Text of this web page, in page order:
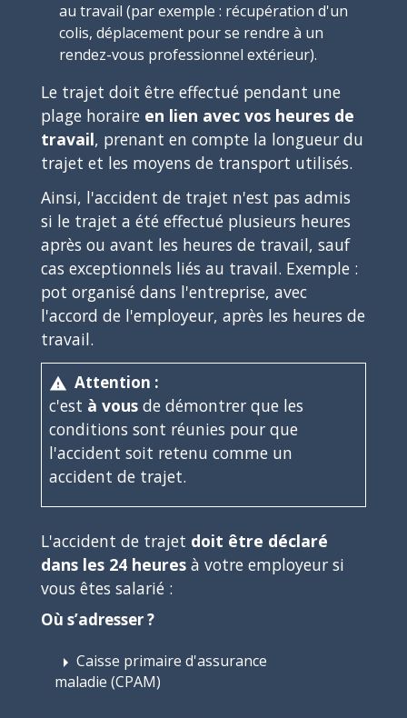
au travail (par exemple : récupération d'un
colis, déplacement pour se rendre à un
rendez-vous professionnel extérieur).
Le trajet doit être effectué pendant une
plage horaire en lien avec vos heures de
travail, prenant en compte la longueur du
trajet et les moyens de transport utilisés.
Ainsi, l'accident de trajet n'est pas admis
si le trajet a été effectué plusieurs heures
après ou avant les heures de travail, sauf
cas exceptionnels liés au travail. Exemple :
pot organisé dans l'entreprise, avec
l'accord de l'employeur, après les heures de
travail.
warning Attention :
c'est à vous de démontrer que les
conditions sont réunies pour que
l'accident soit retenu comme un
accident de trajet.
L'accident de trajet doit être déclaré
dans les 24 heures à votre employeur si
vous êtes salarié :
Où s’adresser ?
arrow_right Caisse primaire d'assurance
maladie (CPAM)